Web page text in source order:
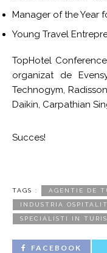
Manager of the Year
Young Travel
TopHotel
organizat de
Technogym,
Daikin, Carpathian
Succes!
TAGS : AGENTIE DE
INDUSTRIA
SPECIALISTI IN
FACEBOOK